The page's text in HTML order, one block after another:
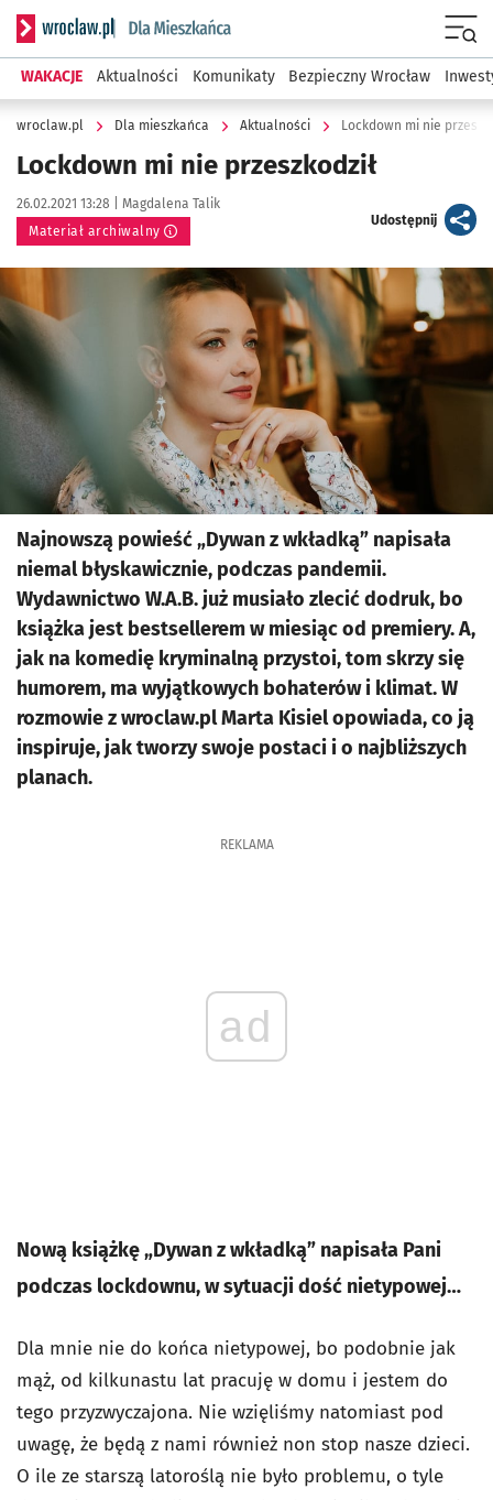
Serwis informacyjny wroclaw.pl podserwis: Dla mieszkańca
WAKACJE Aktualności Komunikaty Bezpieczny Wrocław
wroclaw.pl Dla mieszkańca Aktualności Lockdown mi nie
Lockdown mi nie przeszkodził
Data publikacji:
26.02.2021 13:28 | Autor:
Magdalena Talik
Materiał archiwalny
Udostępnijartykuł
Kliknij, aby powiększyć
Najnowszą powieść „Dywan z wkładką” napisała
niemal błyskawicznie, podczas pandemii.
Wydawnictwo W.A.B. już musiało zlecić dodruk, bo
książka jest bestsellerem w miesiąc od premiery. A,
jak na komedię kryminalną przystoi, tom skrzy się
humorem, ma wyjątkowych bohaterów i klimat. W
rozmowie z wroclaw.pl Marta Kisiel opowiada, co ją
inspiruje, jak tworzy swoje postaci i o najbliższych
planach.
REKLAMA
ad
Nową książkę „Dywan z wkładką” napisała Pani
podczas lockdownu, w sytuacji dość nietypowej…
Dla mnie nie do końca nietypowej, bo podobnie jak
mąż, od kilkunastu lat pracuję w domu i jestem do
tego przyzwyczajona. Nie wzięliśmy natomiast pod
uwagę, że będą z nami również non stop nasze dzieci.
O ile ze starszą latoroślą nie było problemu, o tyle